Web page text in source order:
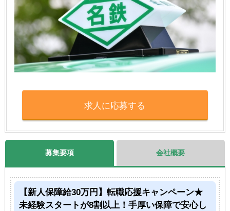
求人に応募する
募集要項
【新人保障給30万円】転職応援キャンペーン★
未経験スタートが8割以上！手厚い保障で安心し
会社概要